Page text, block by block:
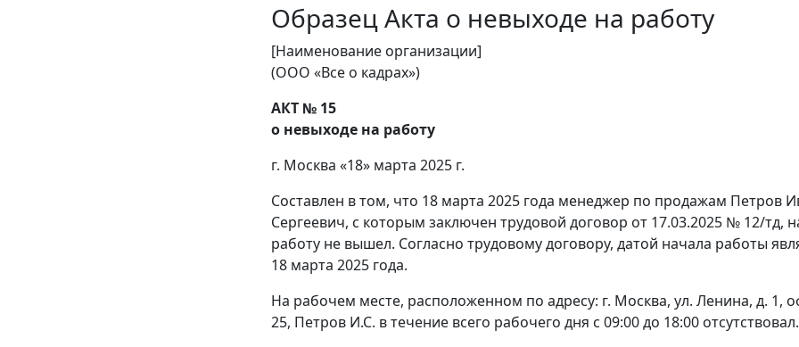
Образец Акта о невыходе на работу
[Наименование организации]
(ООО «Все о кадрах»)
АКТ № 15
о невыходе на работу
г. Москва «18» марта 2025 г.
Составлен в том, что 18 марта 2025 года менеджер по продажам Петров
Сергеевич, с которым заключен трудовой договор от 17.03.2025 № 12/тд,
работу не вышел. Согласно трудовому договору, датой начала работы
18 марта 2025 года.
На рабочем месте, расположенном по адресу: г. Москва, ул. Ленина, д. 1,
25, Петров И.С. в течение всего рабочего дня с 09:00 до 18:00 отсутствовал.